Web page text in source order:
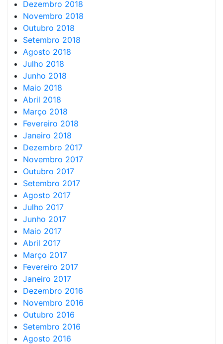
Dezembro 2018
Novembro 2018
Outubro 2018
Setembro 2018
Agosto 2018
Julho 2018
Junho 2018
Maio 2018
Abril 2018
Março 2018
Fevereiro 2018
Janeiro 2018
Dezembro 2017
Novembro 2017
Outubro 2017
Setembro 2017
Agosto 2017
Julho 2017
Junho 2017
Maio 2017
Abril 2017
Março 2017
Fevereiro 2017
Janeiro 2017
Dezembro 2016
Novembro 2016
Outubro 2016
Setembro 2016
Agosto 2016